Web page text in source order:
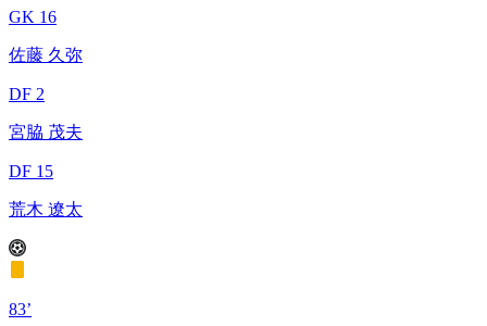
GK 16
佐藤 久弥
DF 2
宮脇 茂夫
DF 15
荒木 遼太
83’